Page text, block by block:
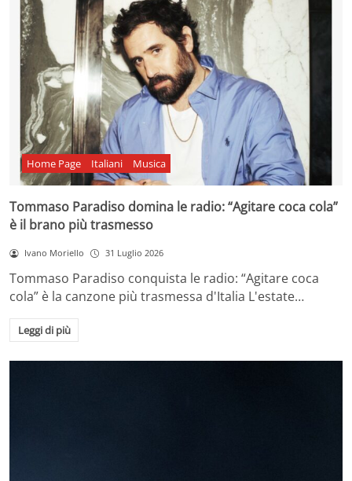
Home Page Italiani Musica
Tommaso Paradiso domina le radio: “Agitare coca cola”
è il brano più trasmesso
Ivano Moriello 31 Luglio 2026
Tommaso Paradiso conquista le radio: “Agitare coca
cola” è la canzone più trasmessa d'Italia L'estate…
Leggi di più